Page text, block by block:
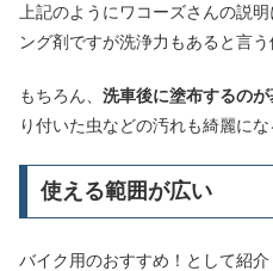
上記のようにワコーズさんの説
ング剤ですが洗浄力もあると言う
もちろん、 洗車後に塗布するのが
り付いた虫などの汚れも綺麗に
使える範囲が広い
バイク用のおすすめ！として紹